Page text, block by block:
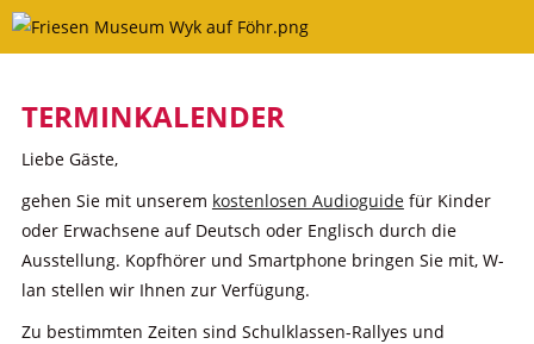
Skip
TERMINKALENDER
Liebe Gäste,
gehen Sie mit unserem kostenlosen Audioguidefür Kinder
oder Erwachsene auf Deutsch oder Englisch durch die
Ausstellung. Kopfhörer und Smartphone bringen Sie mit, W-
lan stellen wir Ihnen zur Verfügung.
Zu bestimmten Zeiten sind Schulklassen-Rallyes und